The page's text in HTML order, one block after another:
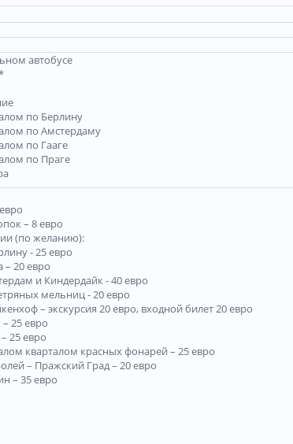
автобусе
по Берлину
по Амстердаму
по Гааге
по Праге
– 8 евро
(по желанию):
- 25 евро
– 20 евро
и Киндердайк - 40 евро
мельниц - 20 евро
– экскурсия 20 евро, входной билет 20 евро
25 евро
25 евро
кварталом красных фонарей – 25 евро
– Пражский Град – 20 евро
– 35 евро